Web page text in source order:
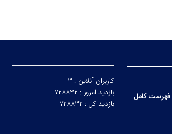
فهرست کامل
کاربران آنلاین : ۳
بازدید امروز : ۷۲۸۸۳۲
بازدید کل : ۷۲۸۸۳۲